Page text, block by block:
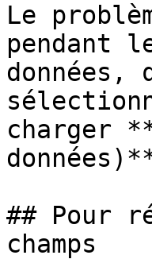
Le
pendant
charger
## Pour
champs